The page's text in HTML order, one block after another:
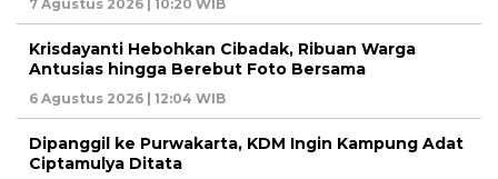
7 Agustus 2026 | 10:20 WIB
Krisdayanti Hebohkan Cibadak, Ribuan Warga
Antusias hingga Berebut Foto Bersama
6 Agustus 2026 | 12:04 WIB
Dipanggil ke Purwakarta, KDM Ingin Kampung Adat
Ciptamulya Ditata